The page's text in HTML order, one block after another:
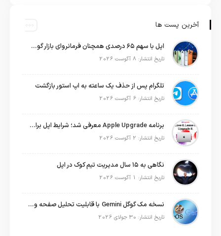
آخرین پست ها
اپل با سهم ۶۵ درصدی همچنان فرمانروای بازار گوشی‌های پریمیوم جهان است
تاریخ انتشار: 8 آگوست 2026
تلگرام پس از حذف یک ساعته به اپ استور بازگشت
تاریخ انتشار: 6 آگوست 2026
برنامه Apple Upgrade معرفی شد؛ شرایط اپل برای اجاره آیفون، آیپد، مک و اپل واچ
تاریخ انتشار: 2 آگوست 2026
نگاهی به ۱۵ سال مدیریت تیم کوک در اپل
تاریخ انتشار: 1 آگوست 2026
نسخه مک گوگل Gemini با قابلیت تحلیل صفحه و دستورات صوتی در به‌روزرسانی جدید
تاریخ انتشار: 30 جولای 2026